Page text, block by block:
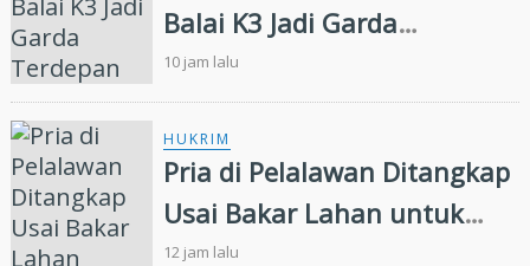
Balai K3 Jadi Garda
Terdepan Pencegahan
Kecelakaan Kerja
10 jam lalu
HUKRIM
Pria di Pelalawan Ditangkap
Usai Bakar Lahan untuk
Kebun Sawit
12 jam lalu